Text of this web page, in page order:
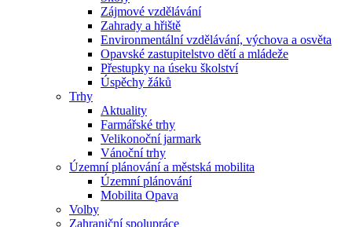
Zájmové vzdělávání
Zahrady a hřiště
Environmentální vzdělávání, výchova a osvěta
Opavské zastupitelstvo dětí a mládeže
Přestupky na úseku školství
Úspěchy žáků
Trhy
Aktuality
Farmářské trhy
Velikonoční jarmark
Vánoční trhy
Územní plánování a městská mobilita
Územní plánování
Mobilita Opava
Volby
Zahraniční spolupráce